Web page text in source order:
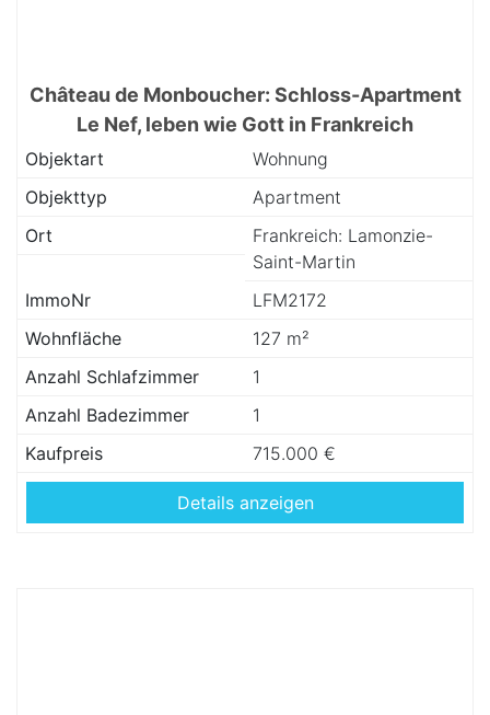
Château de Monboucher: Schloss-Apartment
Le Nef, leben wie Gott in Frankreich
Objektart
Wohnung
Objekttyp
Apartment
Ort
Frankreich: Lamonzie-
Saint-Martin
ImmoNr
LFM2172
Wohnfläche
127 m²
Anzahl Schlafzimmer
1
Anzahl Badezimmer
1
Kaufpreis
715.000 €
Details anzeigen